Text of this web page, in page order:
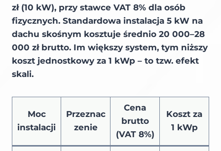
zł (10 kW), przy stawce VAT 8% dla osób
fizycznych. Standardowa instalacja 5 kW na
dachu skośnym kosztuje średnio 20 000–28
000 zł brutto. Im większy system, tym niższy
koszt jednostkowy za 1 kWp – to tzw. efekt
skali.
Moc
instalacji
Przeznac
zenie
Cena
brutto
(VAT 8%)
Koszt za
1 kWp